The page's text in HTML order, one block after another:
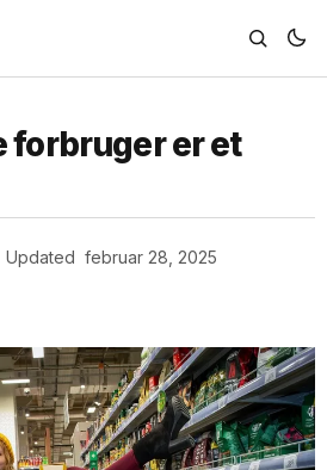
forbruger er et
Updated februar 28, 2025